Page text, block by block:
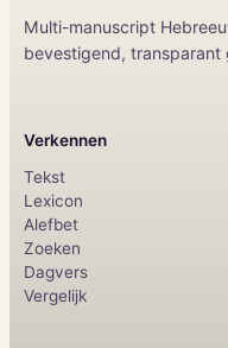
Multi-manuscript
bevestigend, transparant
Verkennen
Tekst
Lexicon
Alefbet
Zoeken
Dagvers
Vergelijk